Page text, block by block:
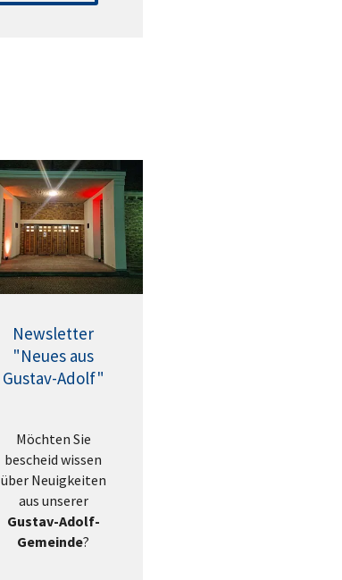
Newsletter
"Neues aus
Gustav-Adolf"
Möchten Sie
bescheid wissen
über Neuigkeiten
aus unserer
Gustav-Adolf-
Gemeinde?